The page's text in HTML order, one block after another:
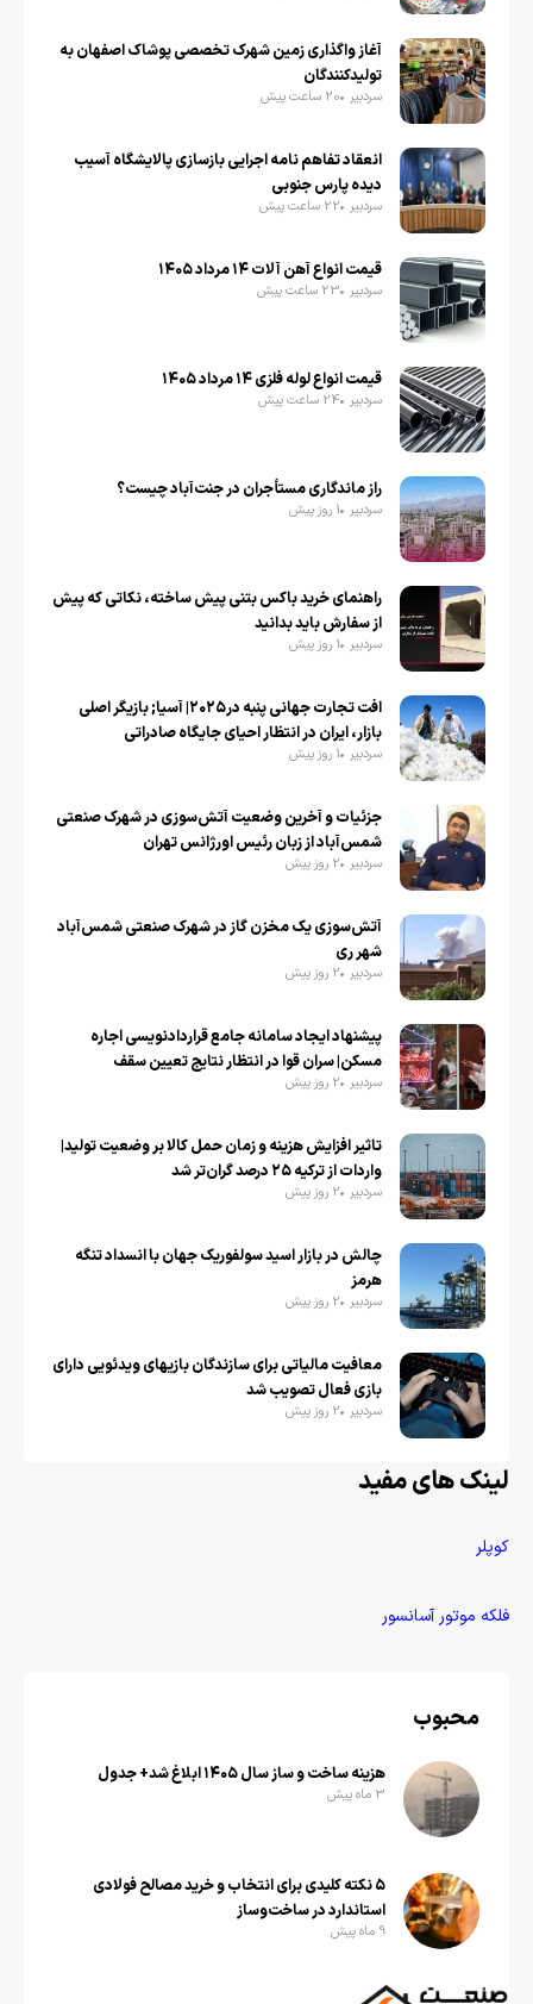
آغاز واگذاری زمین شهرک تخصصی پوشاک اصفهان به
تولیدکنندگان
سردبیر 20 ساعت پیش
انعقاد تفاهم نامه اجرایی بازسازی پالایشگاه آسیب
دیده پارس جنوبی
سردبیر 22 ساعت پیش
قیمت انواع آهن آلات ۱۴ مرداد ۱۴۰۵
سردبیر 23 ساعت پیش
قیمت انواع لوله فلزی ۱۴ مرداد ۱۴۰۵
سردبیر 24 ساعت پیش
راز ماندگاری مستأجران در جنت‌آباد چیست؟
سردبیر 1 روز پیش
راهنمای خرید باکس بتنی پیش ساخته، نکاتی که پیش
از سفارش باید بدانید
سردبیر 1 روز پیش
افت تجارت جهانی پنبه در۲۰۲۵| آسیا; بازیگر اصلی
بازار، ایران در انتظار احیای جایگاه صادراتی
سردبیر 1 روز پیش
جزئیات و آخرین وضعیت آتش‌سوزی در شهرک صنعتی
شمس‌آباد از زبان رئیس اورژانس تهران
سردبیر 2 روز پیش
آتش‌سوزی یک مخزن گاز در شهرک صنعتی شمس‌آباد
شهر ری
سردبیر 2 روز پیش
پیشنهاد ایجاد سامانه جامع قراردادنویسی اجاره
مسکن| سران قوا در انتظار نتایج تعیین سقف
سردبیر 2 روز پیش
تاثیر افزایش هزینه و زمان حمل کالا بر وضعیت تولید|
واردات از ترکیه ۲۵ درصد گران‌تر شد
سردبیر 2 روز پیش
چالش در بازار اسید سولفوریک جهان با انسداد تنگه
هرمز
سردبیر 2 روز پیش
معافیت مالیاتی برای سازندگان بازیهای ویدئویی دارای
بازی فعال تصویب شد
سردبیر 2 روز پیش
لینک های مفید
کوپلر
فلکه موتور آسانسور
محبوب
هزینه ساخت و ساز سال ۱۴۰۵ ابلاغ شد+ جدول
3 ماه پیش
۵ نکته کلیدی برای انتخاب و خرید مصالح فولادی
استاندارد در ساخت‌وساز
9 ماه پیش